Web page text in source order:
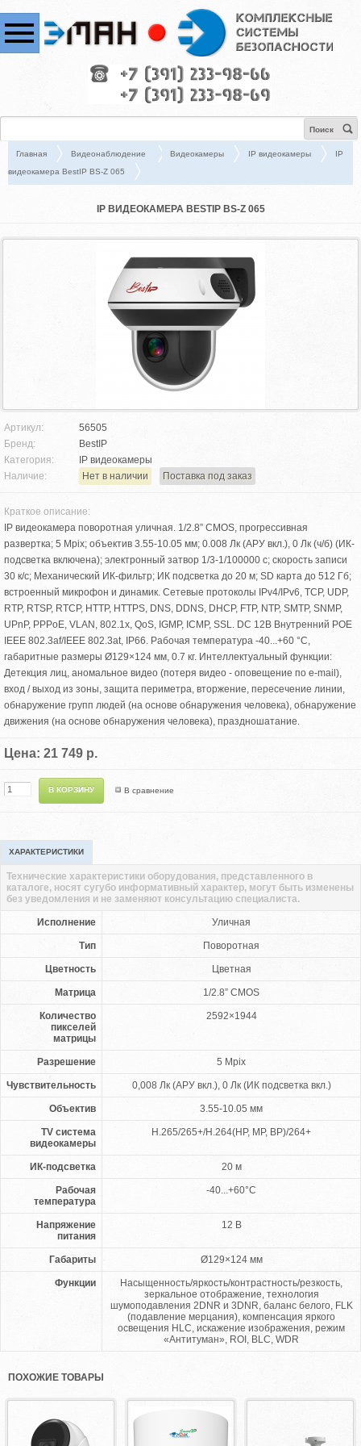
Поиск
Главная Видеонаблюдение Видеокамеры IP видеокамеры
IP
видеокамера BestIP BS-Z 065
IP ВИДЕОКАМЕРА BESTIP BS-Z 065
Артикул:
56505
Бренд:
BestIP
Категория:
IP видеокамеры
Наличие:
Нет в наличии Поставка под заказ
Краткое описание:
IP видеокамера поворотная уличная. 1/2.8” CMOS, прогрессивная
развертка; 5 Mpix; объектив 3.55-10.05 мм; 0.008 Лк (АРУ вкл.), 0 Лк (ч/б) (ИК-
подсветка включена); электронный затвор 1/3-1/100000 с; скорость записи
30 к/с; Механический ИК-фильтр; ИК подсветка до 20 м; SD карта до 512 Гб;
встроенный микрофон и динамик. Сетевые протоколы IPv4/IPv6, TCP, UDP,
RTP, RTSP, RTCP, HTTP, HTTPS, DNS, DDNS, DHCP, FTP, NTP, SMTP, SNMP,
UPnP, PPPoE, VLAN, 802.1x, QoS, IGMP, ICMP, SSL. DC 12В Внутренний POE
IEEE 802.3af/IEEE 802.3at, IP66. Рабочая температура -40...+60 °С,
габаритные размеры Ø129×124 мм, 0.7 кг. Интеллектуальный функции:
Детекция лиц, аномальное видео (потеря видео - оповещение по e-mail),
вход / выход из зоны, защита периметра, вторжение, пересечение линии,
обнаружение групп людей (на основе обнаружения человека), обнаружение
движения (на основе обнаружения человека), праздношатание.
Цена: 21 749 р.
В сравнение
ХАРАКТЕРИСТИКИ
Исполнение Уличная
Тип Поворотная
Цветность Цветная
Матрица 1/2.8” CMOS
Количество
пикселей
матрицы
2592×1944
Разрешение 5 Mpix
Чувствительность 0,008 Лк (АРУ вкл.), 0 Лк (ИК подсветка вкл.)
Объектив 3.55-10.05 мм
TV система
видеокамеры
H.265/265+/H.264(HP, MP, BP)/264+
ИК-подсветка 20 м
Рабочая
температура
-40...+60°C
Напряжение
питания
12 B
Габариты Ø129×124 мм
Функции
Насыщенность/яркость/контрастность/резкость,
зеркальное отображение, технология
шумоподавления 2DNR и 3DNR, баланс белого, FLK
(подавление мерцания), компенсация яркого
освещения HLC, искажение изображения, режим
«Антитуман», ROI, BLC, WDR
Технические характеристики оборудования, представленного в
каталоге, носят сугубо информативный характер, могут быть изменены
без уведомления и не заменяют консультацию специалиста.
ПОХОЖИЕ ТОВАРЫ